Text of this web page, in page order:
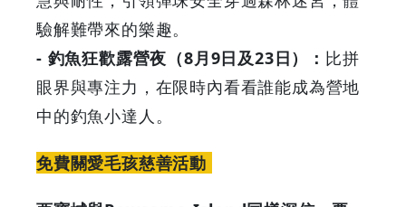
驗解難帶來的樂趣。
- 釣魚狂歡露營夜（8月9日及23日）： 比拼
眼界與專注力，在限時內看看誰能成為營地
中的釣魚小達人。
免費關愛毛孩慈善活動